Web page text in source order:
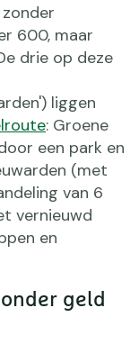
600, maar
drie op deze
liggen
: Groene
een park en
(met
van 6
vernieuwd
en
geld